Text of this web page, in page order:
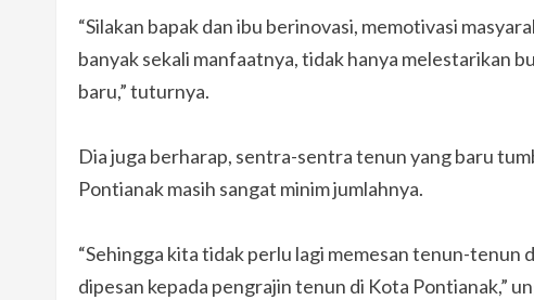
“Silakan bapak dan ibu berinovasi, memotivasi
banyak sekali manfaatnya, tidak hanya melestarikan
baru,” tuturnya.
Dia juga berharap, sentra-sentra tenun yang baru
Pontianak masih sangat minim jumlahnya.
“Sehingga kita tidak perlu lagi memesan tenun-tenun
dipesan kepada pengrajin tenun di Kota Pontianak,”